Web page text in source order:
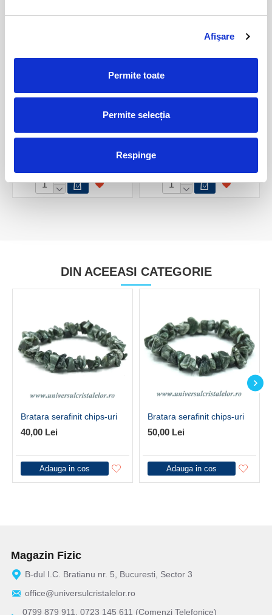
Afişare
Permite toate
Permite selecția
Respinge
Colier serafinit rotund fatetat
Colier serafinit rotund fatetat
DIN ACEEASI CATEGORIE
Bratara serafinit chips-uri
40,00 Lei
Adauga in cos
Bratara serafinit chips-uri
50,00 Lei
Adauga in cos
Magazin Fizic
B-dul I.C. Bratianu nr. 5, Bucuresti, Sector 3
office@universulcristalelor.ro
0799 879 911, 0723 145 611 (Comenzi Telefonice)